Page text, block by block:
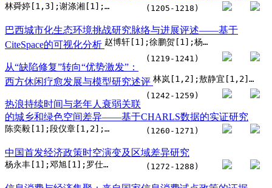
林舜婷[1,3];谢涤湘[1];郭杰[2] (1205-1218)
巴西城市化生态环境挑战研究脉络与进展评述——基于
CiteSpace的可视化分析
赵博轩[1];徐鹏贺[1];杨园园[1]
(1219-1241)
从“缺陷修复”转向“优势激发”：
西方休闲疗愈发展与模型研究述评
林岚[1,2];敖静宜[1,2];程珍香[1,2];刘群[1,2];蔡诗进[1,2];努热喀麦尔·如则[1,2];罗琴[1,2];李琼[1,2]
(1242-1259)
热浪持续时间与老年人衰弱关联
的城乡和绿色空间差异——基于CHARLS数据的实证研究
陈奕毅[1];段仪章[1,2];刘向杰[1];叶玉瑶[3,4] (1260-1271)
中国首发经济政策时空演变及区域差异研究
杨永丰[1];邓旭[1];罗仕伟[1] (1272-1288)